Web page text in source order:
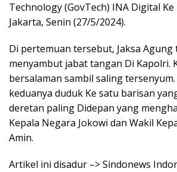
Technology (GovTech) INA Digital
Jakarta, Senin (27/5/2024).
Di pertemuan tersebut, Jaksa Agung
menyambut jabat tangan Di Kapolri.
bersalaman sambil saling
keduanya duduk Ke satu barisan
deretan paling Didepan yang
Kepala Negara Jokowi dan Wakil
Amin.
Artikel ini disadur –> Sindonews